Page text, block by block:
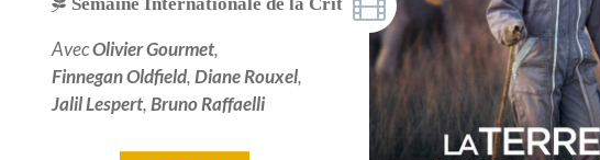
AvecOlivier Gourmet,
Finnegan Oldfield,Diane Rouxel,
Jalil Lespert,Bruno Raffaelli